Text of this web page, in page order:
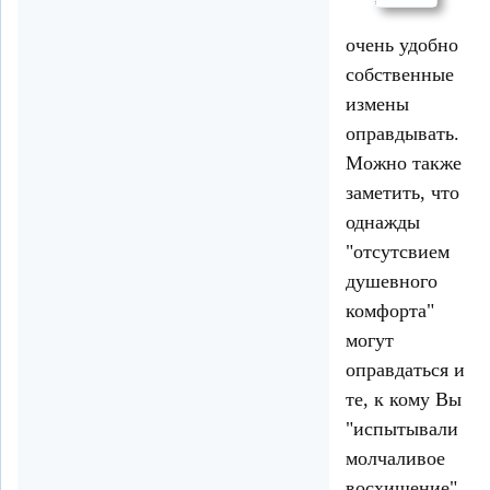
очень удобно
собственные
измены
оправдывать.
Можно также
заметить, что
однажды
"отсутсвием
душевного
комфорта"
могут
оправдаться и
те, к кому Вы
"испытывали
молчаливое